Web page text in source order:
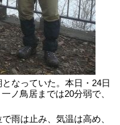
なっていた。本日・24日
ノ鳥居までは20分弱で、
雨は止み、気温は高め、